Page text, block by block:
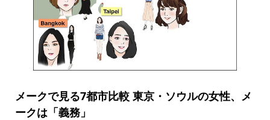
メークで見る7都市比較 東京・ソウルの女性、メ
ークは「義務」